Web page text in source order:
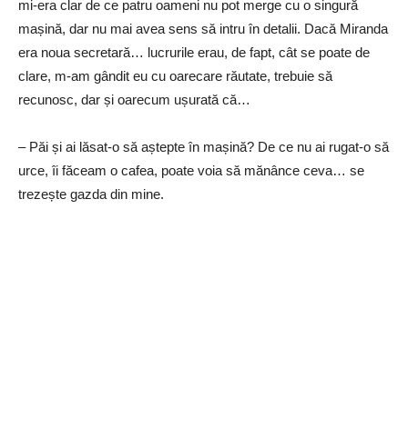
mi-era clar de ce patru oameni nu pot merge cu o singură
mașină, dar nu mai avea sens să intru în detalii. Dacă Miranda
era noua secretară… lucrurile erau, de fapt, cât se poate de
clare, m-am gândit eu cu oarecare răutate, trebuie să
recunosc, dar și oarecum ușurată că…
– Păi și ai lăsat-o să aștepte în mașină? De ce nu ai rugat-o să
urce, îi făceam o cafea, poate voia să mănânce ceva… se
trezește gazda din mine.